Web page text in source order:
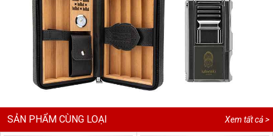
Xem tất cả >
SẢN PHẨM CÙNG LOẠI